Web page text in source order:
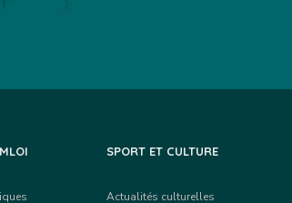
SPORT ET CULTURE
Actualités culturelles